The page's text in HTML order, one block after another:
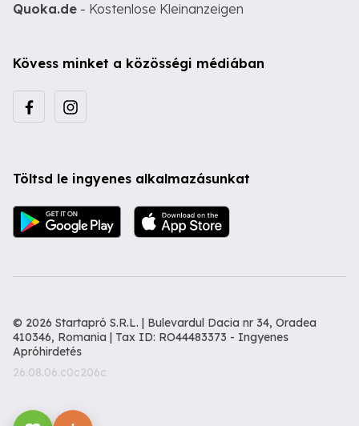
Quoka.de - Kostenlose Kleinanzeigen
Kövess minket a közösségi médiában
Töltsd le ingyenes alkalmazásunkat
© 2026 Startapró S.R.L. | Bulevardul Dacia nr 34, Oradea
410346, Romania | Tax ID: RO44483373 - Ingyenes
Apróhirdetés
26.08.06.c0c206c